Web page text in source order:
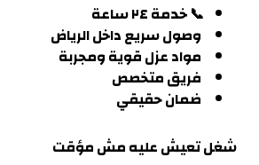
📞 خدمة ٢٤ ساعة
وصول سريع داخلالرياض
مواد عزل قوية ومجربة
فريق متخصص
ضمان حقيقي
شغل تعيش عليه مش مؤقت